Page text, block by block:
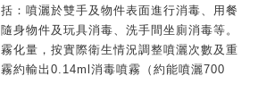
：噴灑於雙手及物件表面進行消毒、用餐
身物件及玩具消毒、洗手間坐廁消毒等。
化量，按實際衛生情況調整噴灑次數及重
約輸出0.14ml消毒噴霧（約能噴灑700